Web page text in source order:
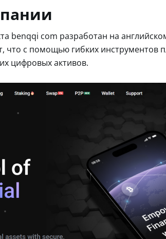
benqqi com разработан на
что с помощью гибких инструментов
цифровых активов.